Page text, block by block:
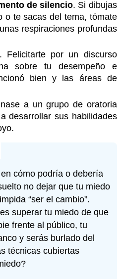
de silencio. Si dibujas
o te sacas del tema, tómate
respiraciones profundas
Felicitarte por un discurso
sobre tu desempeño e
bien y las áreas de
a un grupo de oratoria
desarrollar sus habilidades
cómo podría o debería
no dejar que tu miedo
“ser el cambio”.
superar tu miedo de que
frente al público, tu
y serás burlado del
técnicas cubiertas